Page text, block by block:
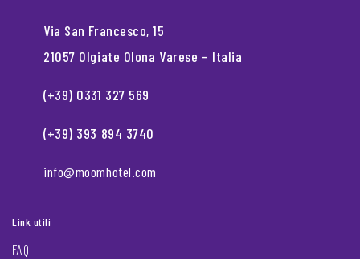
Via San Francesco, 15
21057 Olgiate Olona Varese – Italia
(+39) 0331 327 569
(+39) 393 894 3740
info@moomhotel.com
Link utili
FAQ